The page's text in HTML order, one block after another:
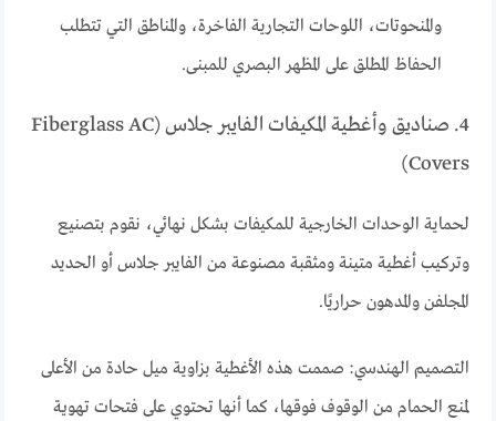
والمنحوتات، اللوحات التجارية الفاخرة، والمناطق التي تتطلب
الحفاظ المطلق على المظهر البصري للمبنى.
4. صناديق وأغطية المكيفات الفايبر جلاس (Fiberglass AC
Covers)
لحماية الوحدات الخارجية للمكيفات بشكل نهائي، نقوم بتصنيع
وتركيب أغطية متينة ومثقبة مصنوعة من الفايبر جلاس أو الحديد
المجلفن والمدهون حراريًا.
التصميم الهندسي: صممت هذه الأغطية بزاوية ميل حادة من الأعلى
لمنع الحمام من الوقوف فوقها، كما أنها تحتوي على فتحات تهوية